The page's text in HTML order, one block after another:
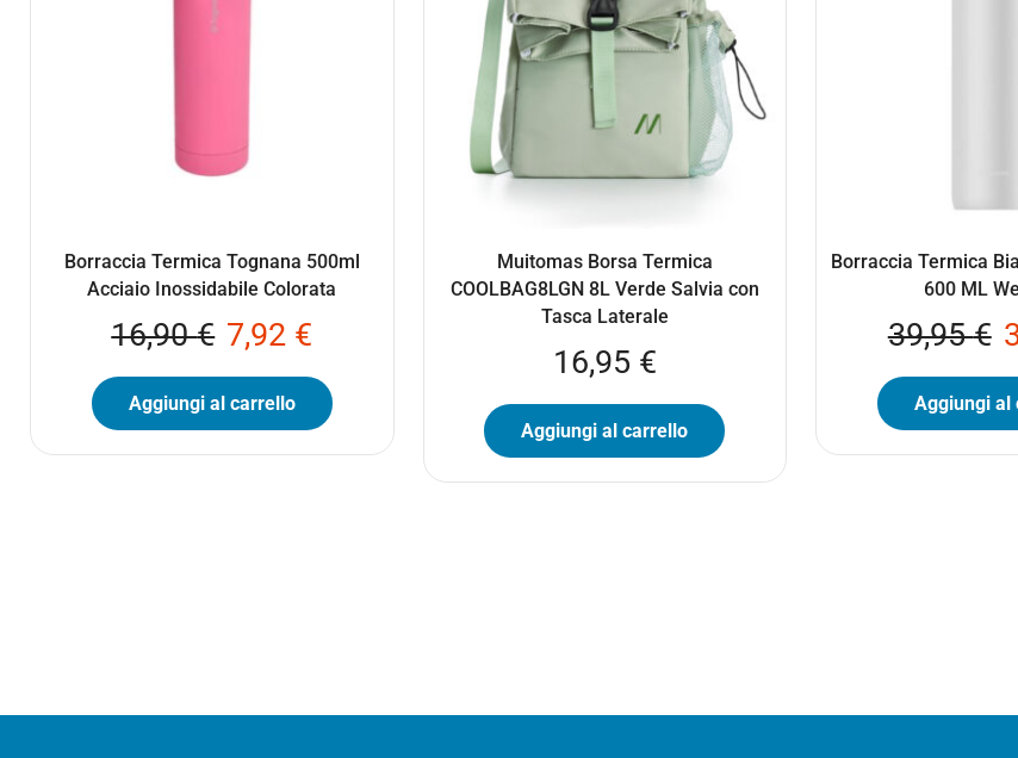
Borraccia Termica Tognana 500ml
Acciaio Inossidabile Colorata
16,90€ 7,92 €
Aggiungi al carrello
Muitomas Borsa Termica
COOLBAG8LGN 8L Verde Salvia con
Tasca Laterale
16,95 €
Aggiungi al carrello
Borraccia Termica
600 ML
39,95€
Aggiungi al